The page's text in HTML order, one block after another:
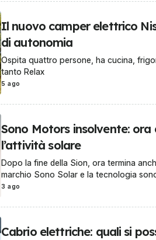
Il nuovo camper elettrico
di autonomia
Ospita quattro persone, ha cucina,
tanto Relax
5 ago
Sono Motors insolvente: ora
l’attività solare
Dopo la fine della Sion, ora termina
marchio Sono Solar e la tecnologia
3 ago
Cabrio elettriche: quali si